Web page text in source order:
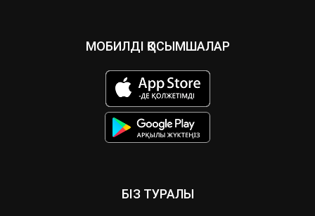
МОБИЛДІ ҚОСЫМШАЛАР
БІЗ ТУРАЛЫ